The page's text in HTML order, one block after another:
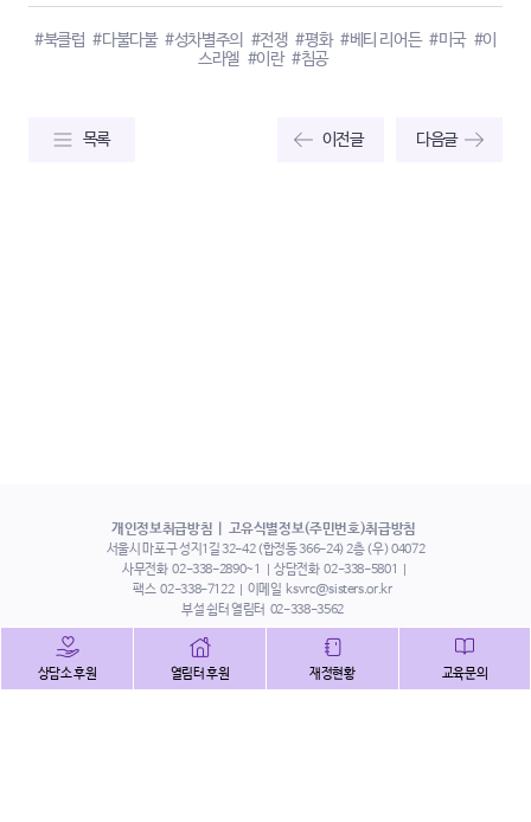
#북클럽 #다불다불 #성차별주의 #전쟁 #평화 #베티 리어든 #미국 #이
스라엘 #이란 #침공
목록 이전글 다음글
개인정보취급방침 고유식별정보(주민번호)취급방침
서울시 마포구 성지1길 32-42 (합정동 366-24) 2층 (우) 04072
사무전화 02-338-2890~1 상담전화 02-338-5801
팩스 02-338-7122 이메일 ksvrc@sisters.or.kr
부설 쉼터 열림터 02-338-3562
상담소 후원 열림터 후원 재정현황 교육문의